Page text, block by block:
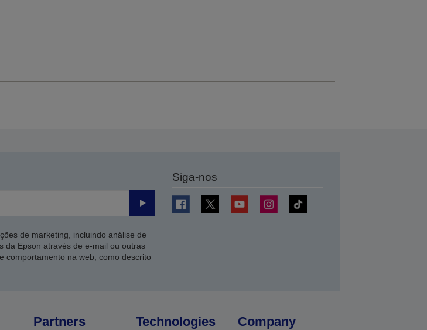
Enviar
de marketing, incluindo análise de
da Epson através de e-mail ou outras
comportamento na web, como descrito
Siga-nos
Partners Technologies Company